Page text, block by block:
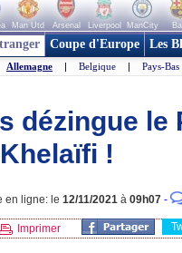
Man Utd Arsenal Liverpool ManCity
Coupe d'Europe Les
Allemagne | Belgique | Pays-Bas
dézingue le
!
en ligne: le 12/11/2021 à 09h07 -
Imprimer